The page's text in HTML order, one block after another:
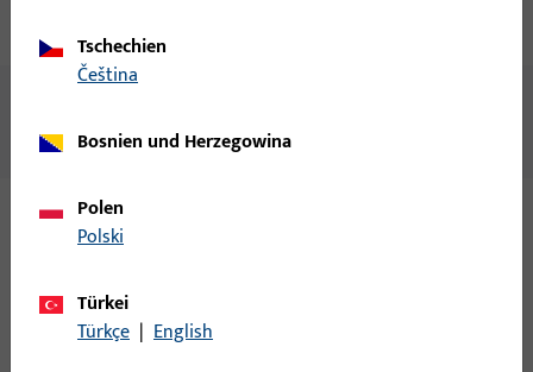
Produktprogramm helius4000 – ein
Schlüssel für alle Fälle
Tschechien
čeština
Bosnien und Herzegowina
Polen
Polski
Türkei
Türkçe | English